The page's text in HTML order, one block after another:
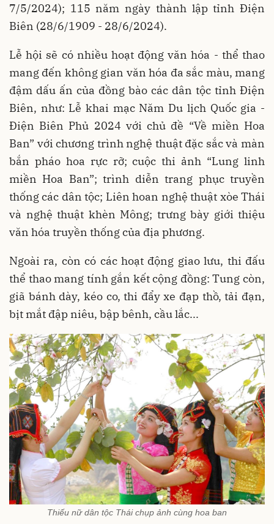
7/5/2024); 115 năm ngày thành lập tỉnh Điện
Biên (28/6/1909 - 28/6/2024).
Lễ hội sẽ có nhiều hoạt động văn hóa - thể thao
mang đến không gian văn hóa đa sắc màu, mang
đậm dấu ấn của đồng bào các dân tộc tỉnh Điện
Biên, như: Lễ khai mạc Năm Du lịch Quốc gia -
Điện Biên Phủ 2024 với chủ đề “Về miền Hoa
Ban” với chương trình nghệ thuật đặc sắc và màn
bắn pháo hoa rực rỡ; cuộc thi ảnh “Lung linh
miền Hoa Ban”; trình diễn trang phục truyền
thống các dân tộc; Liên hoan nghệ thuật xòe Thái
và nghệ thuật khèn Mông; trưng bày giới thiệu
văn hóa truyền thống của địa phương.
Ngoài ra, còn có các hoạt động giao lưu, thi đấu
thể thao mang tính gắn kết cộng đồng: Tung còn,
giã bánh dày, kéo co, thi đẩy xe đạp thồ, tải đạn,
bịt mắt đập niêu, bập bênh, cầu lắc...
Thiếu nữ dân tộc Thái chụp ảnh cùng hoa ban